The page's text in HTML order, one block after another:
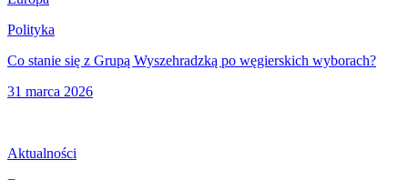
Polityka
Co stanie się z Grupą Wyszehradzką po węgierskich wyborach?
31 marca 2026
Aktualności